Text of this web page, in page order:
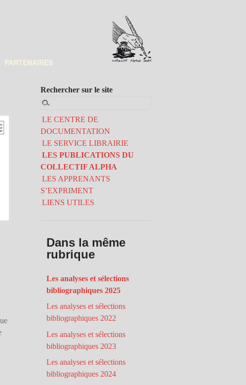
PARTENAIRES
LE CENTRE DE
DOCUMENTATION
LE SERVICE LIBRAIRIE
LES PUBLICATIONS DU
COLLECTIF ALPHA
LES APPRENANTS
S’EXPRIMENT
LIENS UTILES
Rechercher sur le site
Dans la même
rubrique
Les analyses et sélections
bibliographiques 2025
Les analyses et sélections
bibliographiques 2022
Les analyses et sélections
bibliographiques 2023
Les analyses et sélections
bibliographiques 2024